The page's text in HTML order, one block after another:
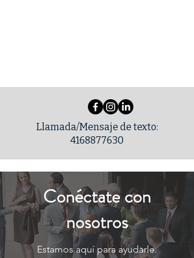
Llamada/Mensaje de texto:
4168877630
Conéctate con
nosotros
Estamos aquí para ayudarle.